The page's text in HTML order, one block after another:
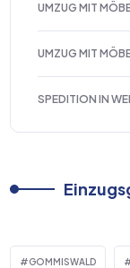
UMZUG MIT
UMZUG MIT
SPEDITION IN
GOMMISWALD